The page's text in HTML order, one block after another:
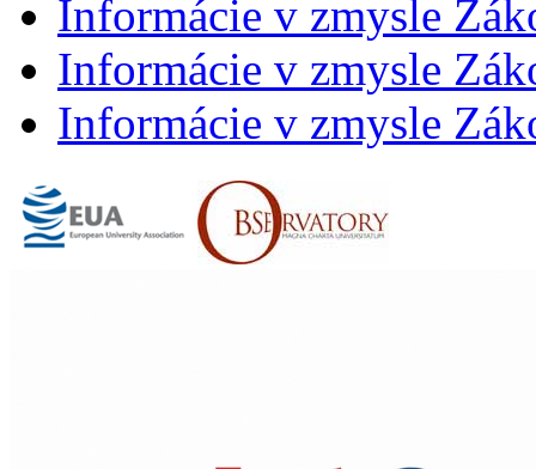
Informácie v zmysle
Informácie v zmysle
Informácie v zmysle